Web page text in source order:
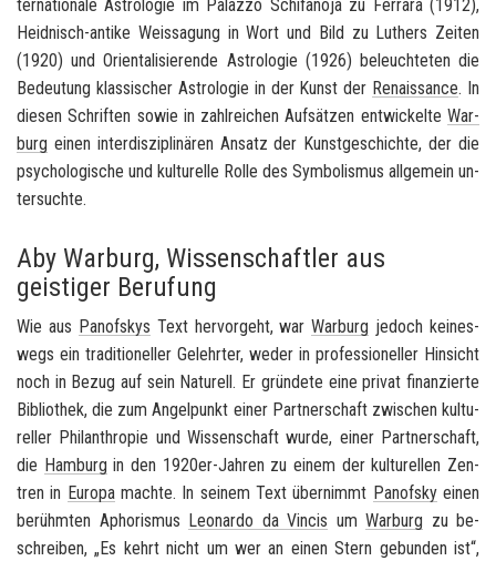
ter­na­tio­na­le As­tro­lo­gie im Pa­laz­zo Schi­fa­no­ja zu Fer­ra­ra(1912),
Heidnisch-​antike Weis­sa­gung in Wort und Bild zu Lu­thers Zei­ten
(1920) undOri­en­ta­li­sie­ren­de As­tro­lo­gie (1926) be­leuch­te­ten die
Be­deu­tung klas­si­scher As­tro­lo­gie in der Kunst der Re­nais­sance. In
die­sen Schrif­ten sowie in zahl­rei­chen Auf­sät­zen ent­wi­ckel­te War­
burg einen in­ter­dis­zi­pli­nä­ren An­satz der Kunst­ge­schich­te, der die
psy­cho­lo­gi­sche und kul­tu­rel­le Rolle des Sym­bo­lis­mus all­ge­mein un­
ter­such­te.
Aby Warburg, Wissenschaftler aus
geistiger Berufung
Wie aus Pan­of­skys Text her­vor­geht, warWar­burg je­doch kei­nes­
wegs ein tra­di­tio­nel­ler Ge­lehr­ter, weder in pro­fes­sio­nel­ler Hin­sicht
noch in Bezug auf sein Na­tu­rell. Er grün­de­te eine pri­vat fi­nan­zier­te
Bi­blio­thek, die zum An­gel­punkt einer Part­ner­schaft zwi­schen kul­tu­
rel­ler Phil­an­thro­pie und Wis­sen­schaft wurde, einer Part­ner­schaft,
die Ham­burg in den 1920er-​Jahren zu einem der kul­tu­rel­len Zen­
tren in Eu­ro­pamach­te. In sei­nem Text über­nimmt Pan­of­skyeinen
be­rühm­ten Apho­ris­mus Leo­nar­do da Vin­cis um War­burg zu be­
schrei­ben, „Es kehrt nicht um wer an einen Stern ge­bun­den ist“,